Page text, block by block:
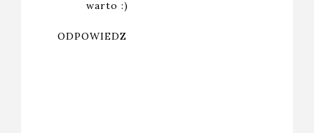
warto :)
ODPOWIEDZ